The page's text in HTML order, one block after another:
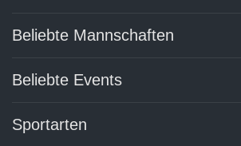
Beliebte Mannschaften
Beliebte Events
Sportarten